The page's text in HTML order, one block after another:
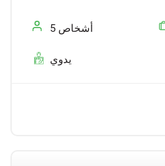
5 أشخاص
يدوي